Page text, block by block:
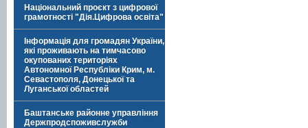
Національний проєкт з цифрової
грамотності "Дія.Цифрова освіта"
Інформація для громадян України,
які проживають на тимчасово
окупованих територіях
Автономної Республіки Крим, м.
Севастополя, Донецької та
Луганської областей
Баштанське районне управління
Держпродспоживслужби